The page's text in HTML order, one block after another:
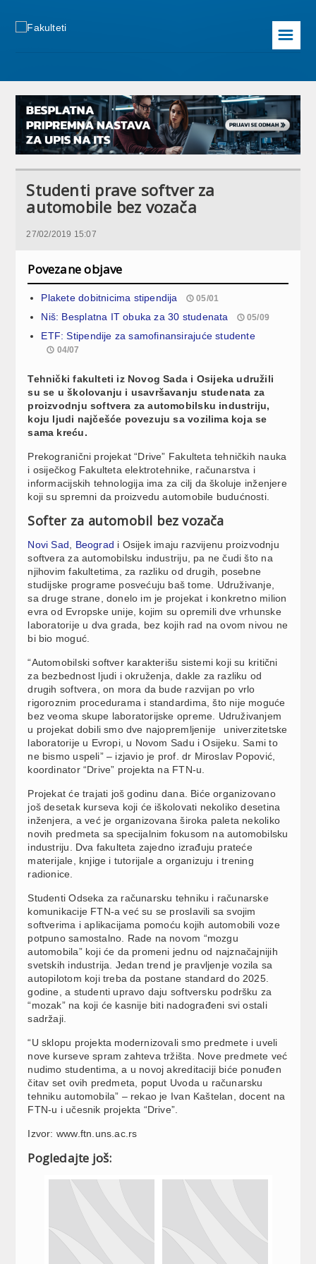
☰
Studenti prave softver za
automobile bez vozača
27/02/2019 15:07
Povezane objave
Plakete dobitnicima stipendija 05/01
Niš: Besplatna IT obuka za 30 studenata 05/09
ETF: Stipendije za samofinansirajuće studente
04/07
Tehnički fakulteti iz Novog Sada i Osijeka udružili
su se u školovanju i usavršavanju studenata za
proizvodnju softvera za automobilsku industriju,
koju ljudi najčešće povezuju sa vozilima koja se
sama kreću.
Prekogranični projekat “Drive” Fakulteta tehničkih nauka
i osiječkog Fakulteta elektrotehnike, računarstva i
informacijskih tehnologija ima za cilj da školuje inženjere
koji su spremni da proizvedu automobile budućnosti.
Softer za automobil bez vozača
Novi Sad Beograd i Osijek imaju razvijenu proizvodnju
softvera za automobilsku industriju, pa ne čudi što na
njihovim fakultetima, za razliku od drugih, posebne
studijske programe posvećuju baš tome. Udruživanje,
sa druge strane, donelo im je projekat i konkretno milion
evra od Evropske unije, kojim su opremili dve vrhunske
laboratorije u dva grada, bez kojih rad na ovom nivou ne
bi bio moguć.
“Automobilski softver karakterišu sistemi koji su kritični
za bezbednost ljudi i okruženja, dakle za razliku od
drugih softvera, on mora da bude razvijan po vrlo
rigoroznim procedurama i standardima, što nije moguće
bez veoma skupe laboratorijske opreme. Udruživanjem
u projekat dobili smo dve najopremljenije univerzitetske
laboratorije u Evropi, u Novom Sadu i Osijeku. Sami to
ne bismo uspeli” – izjavio je prof. dr Miroslav Popović,
koordinator “Drive” projekta na FTN-u.
Projekat će trajati još godinu dana. Biće organizovano
još desetak kurseva koji će iškolovati nekoliko desetina
inženjera, a već je organizovana široka paleta nekoliko
novih predmeta sa specijalnim fokusom na automobilsku
industriju. Dva fakulteta zajedno izrađuju prateće
materijale, knjige i tutorijale a organizuju i trening
radionice.
Studenti Odseka za računarsku tehniku i računarske
komunikacije FTN-a već su se proslavili sa svojim
softverima i aplikacijama pomoću kojih automobili voze
potpuno samostalno. Rade na novom “mozgu
automobila” koji će da promeni jednu od najznačajnijih
svetskih industrija. Jedan trend je pravljenje vozila sa
autopilotom koji treba da postane standard do 2025.
godine, a studenti upravo daju softversku podršku za
“mozak” na koji će kasnije biti nadograđeni svi ostali
sadržaji.
“U sklopu projekta modernizovali smo predmete i uveli
nove kurseve spram zahteva tržišta. Nove predmete već
nudimo studentima, a u novoj akreditaciji biće ponuđen
čitav set ovih predmeta, poput Uvoda u računarsku
tehniku automobila” – rekao je Ivan Kaštelan, docent na
FTN-u i učesnik projekta “Drive”.
Izvor: www.ftn.uns.ac.rs
Pogledajte još: